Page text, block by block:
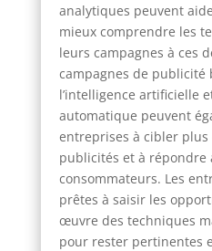
analytiques peuvent
mieux comprendre les
leurs campagnes à ces
campagnes de publicité
l’intelligence artificielle
automatique peuvent
entreprises à cibler
publicités et à répondre
consommateurs. Les
prêtes à saisir les
œuvre des techniques
pour rester pertinentes